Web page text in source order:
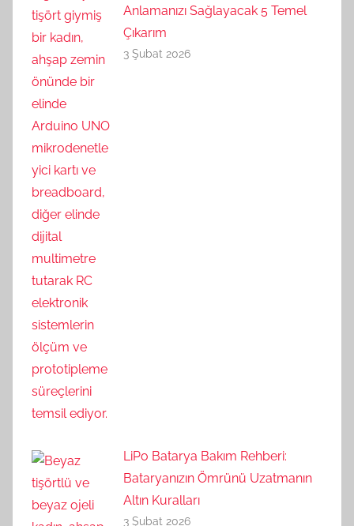
Anlamanızı Sağlayacak 5 Temel
Çıkarım
3 Şubat 2026
LiPo Batarya Bakım Rehberi:
Bataryanızın Ömrünü Uzatmanın
Altın Kuralları
3 Şubat 2026